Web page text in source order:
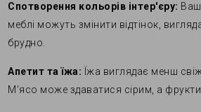
Спотворення кольорів інтер'єру:
меблі можуть змінити відтінок,
брудно.
Апетит та їжа: Їжа виглядає менш
М'ясо може здаватися сірим, а